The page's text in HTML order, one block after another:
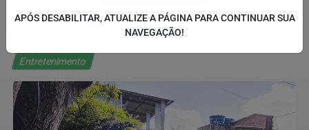
Entretenimento
APÓS DESABILITAR, ATUALIZE A PÁGINA PARA CONTINUAR SUA
NAVEGAÇÃO!